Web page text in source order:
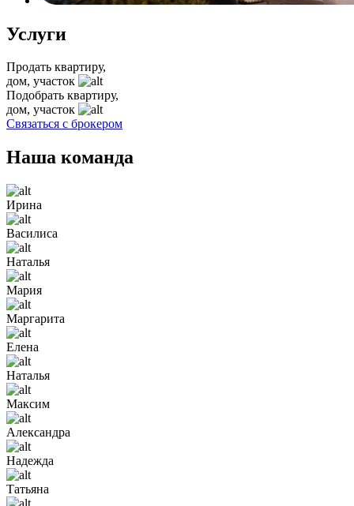
Услуги
Продать квартиру,
дом, участок
Подобрать квартиру,
дом, участок
Связаться с брокером
Наша команда
Ирина
Василиса
Наталья
Мария
Маргарита
Елена
Наталья
Максим
Александра
Надежда
Татьяна